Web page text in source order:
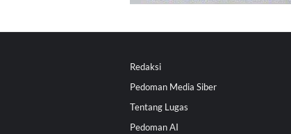
Redaksi
Pedoman Media Siber
Tentang Lugas
Pedoman AI